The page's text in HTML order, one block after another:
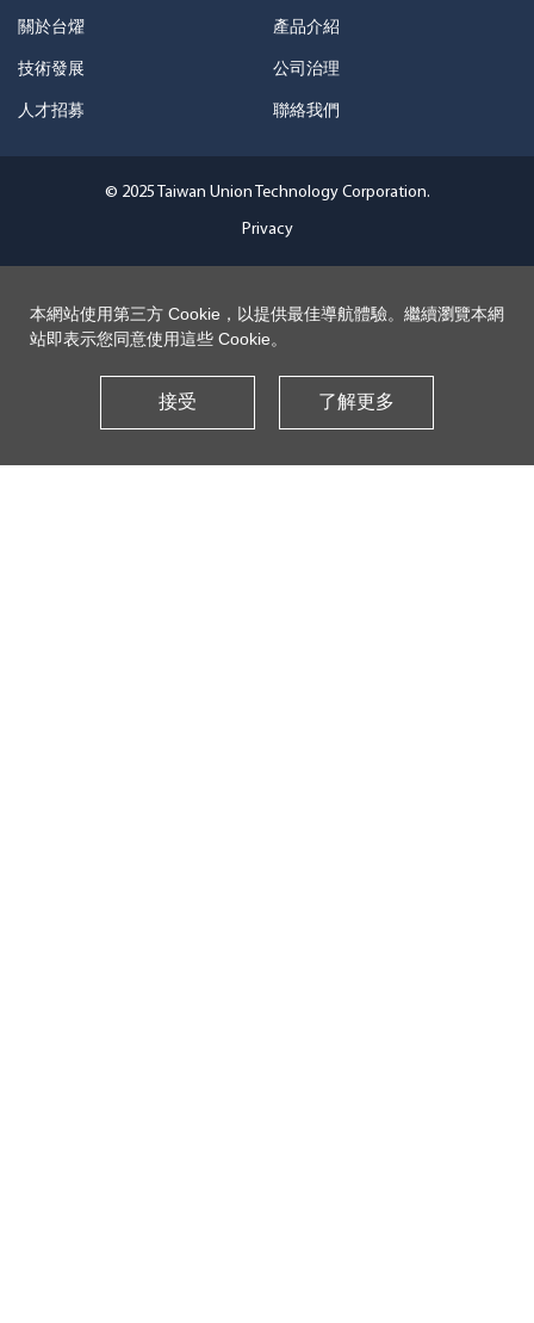
關於台燿 產品介紹
技術發展 公司治理
人才招募 聯絡我們
© 2025 Taiwan Union Technology Corporation.
Privacy
本網站使用第三方 Cookie，以提供最佳導航體驗。繼續瀏覽本網
站即表示您同意使用這些 Cookie。
接受 了解更多